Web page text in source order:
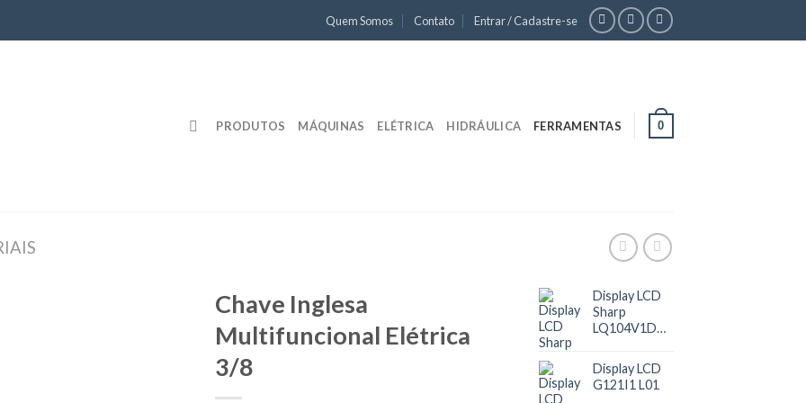
Quem Somos Contato Entrar / Cadastre-se
PRODUTOS MÁQUINAS ELÉTRICA HIDRÁULICA FERRAMENTAS 0
Chave Inglesa
Multifuncional Elétrica
3/8
Display LCD
Sharp
LQ104V1DG59
Display LCD
G121I1 L01